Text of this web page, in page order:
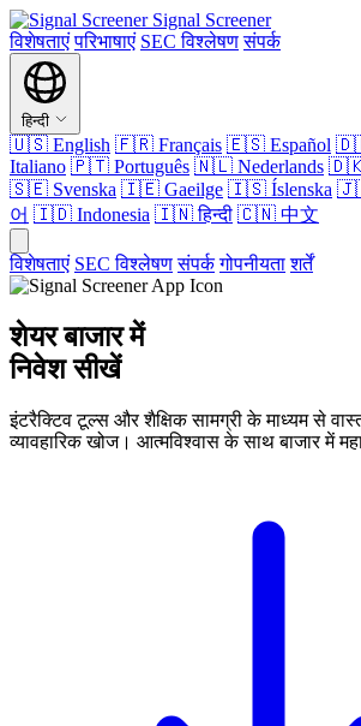
Signal Screener
विशेषताएं परिभाषाएं SEC विश्लेषण संपर्क
हिन्दी
🇺🇸 English 🇫🇷 Français 🇪🇸 Español
Italiano 🇵🇹 Português 🇳🇱 Nederlands
🇸🇪 Svenska 🇮🇪 Gaeilge 🇮🇸 Íslenska
어 🇮🇩 Indonesia 🇮🇳हिन्दी 🇨🇳 中文
विशेषताएं SEC विश्लेषण संपर्क गोपनीयता शर्तें
शेयर बाजार में
निवेश सीखें
इंटरैक्टिव टूल्स और शैक्षिक सामग्री के माध्यम से
व्यावहारिक खोज। आत्मविश्वास के साथ बाजार में